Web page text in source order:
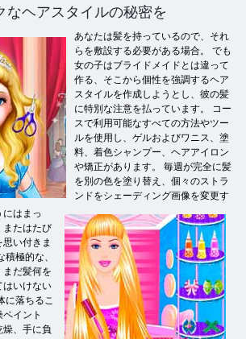
なヘアスタイルの秘密を
あなたは髪を持っているので、それ
らを敷設する必要がある場合。 でも
女の子はブライドメイドとは違って
作る、そこから個性を強調するヘア
スタイルを作成しようとし、彼の髪
に特別な注意を払っています。 コー​​
スで利用可能なすべての方法やツー
ルを使用し、ゲルおよびワニス、塗
料、着色シャンプー、ヘアアイロン
や矯正があります。 毎週が完全に髪
を別の色を塗り替え、個々のストラ
ンドをシェーディング画像を変更す
にはまっ
またはたび
い付きま
極的な、
まだ髪何を
はいけない
に落ちるこ
イント
燥、手に負